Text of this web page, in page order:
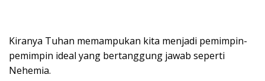
Kiranya Tuhan memampukan kita menjadi pemimpin-
pemimpin ideal yang bertanggung jawab seperti
Nehemia.